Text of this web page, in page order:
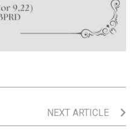
NEXT ARTICLE